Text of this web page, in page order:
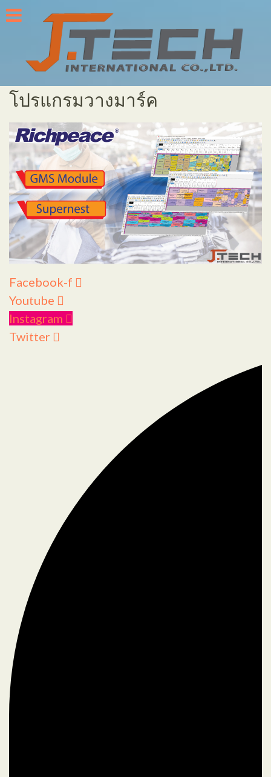
Skip
to
โปรแกรมวางมาร์ค
Facebook-f
Youtube
Instagram
Twitter